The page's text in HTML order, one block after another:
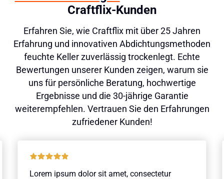
Craftflix-Kunden
Erfahren Sie, wie Craftflix mit über 25 Jahren
Erfahrung und innovativen Abdichtungsmethoden
feuchte Keller zuverlässig trockenlegt. Echte
Bewertungen unserer Kunden zeigen, warum sie
uns für persönliche Beratung, hochwertige
Ergebnisse und die 30-jährige Garantie
weiterempfehlen. Vertrauen Sie den Erfahrungen
zufriedener Kunden!
Lorem ipsum dolor sit amet, consectetur